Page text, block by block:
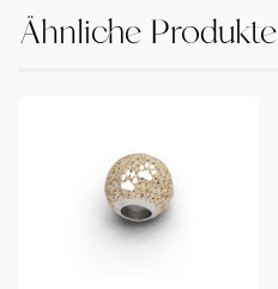
Ähnliche Produkte